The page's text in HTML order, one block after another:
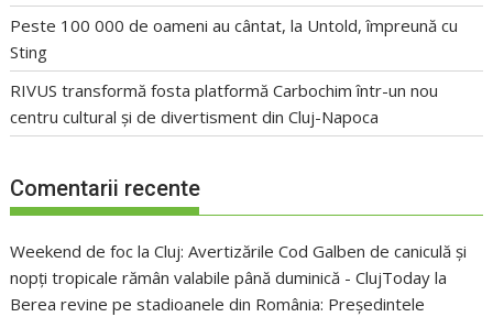
Peste 100 000 de oameni au cântat, la Untold, împreună cu
Sting
RIVUS transformă fosta platformă Carbochim într-un nou
centru cultural și de divertisment din Cluj-Napoca
Comentarii recente
Weekend de foc la Cluj: Avertizările Cod Galben de caniculă și
nopți tropicale rămân valabile până duminică - ClujToday la
Berea revine pe stadioanele din România: Președintele